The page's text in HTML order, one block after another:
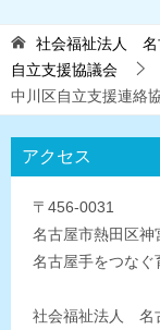
社会福祉法人 名
自立支援協議会
中川区自立支援連
アクセス
〒456-0031
名古屋市熱田区神
名古屋手をつな
社会福祉法人 名